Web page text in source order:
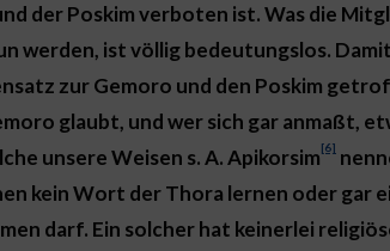
der Poskim verboten ist. Was die
werden, ist völlig bedeutungslos.
zur Gemoro und den Poskim
glaubt, und wer sich gar anmaßt,
unsere Weisen s. A. Apikorsim[6]
kein Wort der Thora lernen oder gar
darf. Ein solcher hat keinerlei